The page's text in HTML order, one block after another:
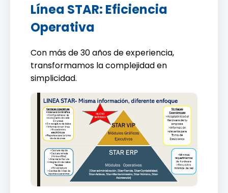
Línea STAR: Eficiencia
Operativa
Con más de 30 años de experiencia,
transformamos la complejidad en
simplicidad.